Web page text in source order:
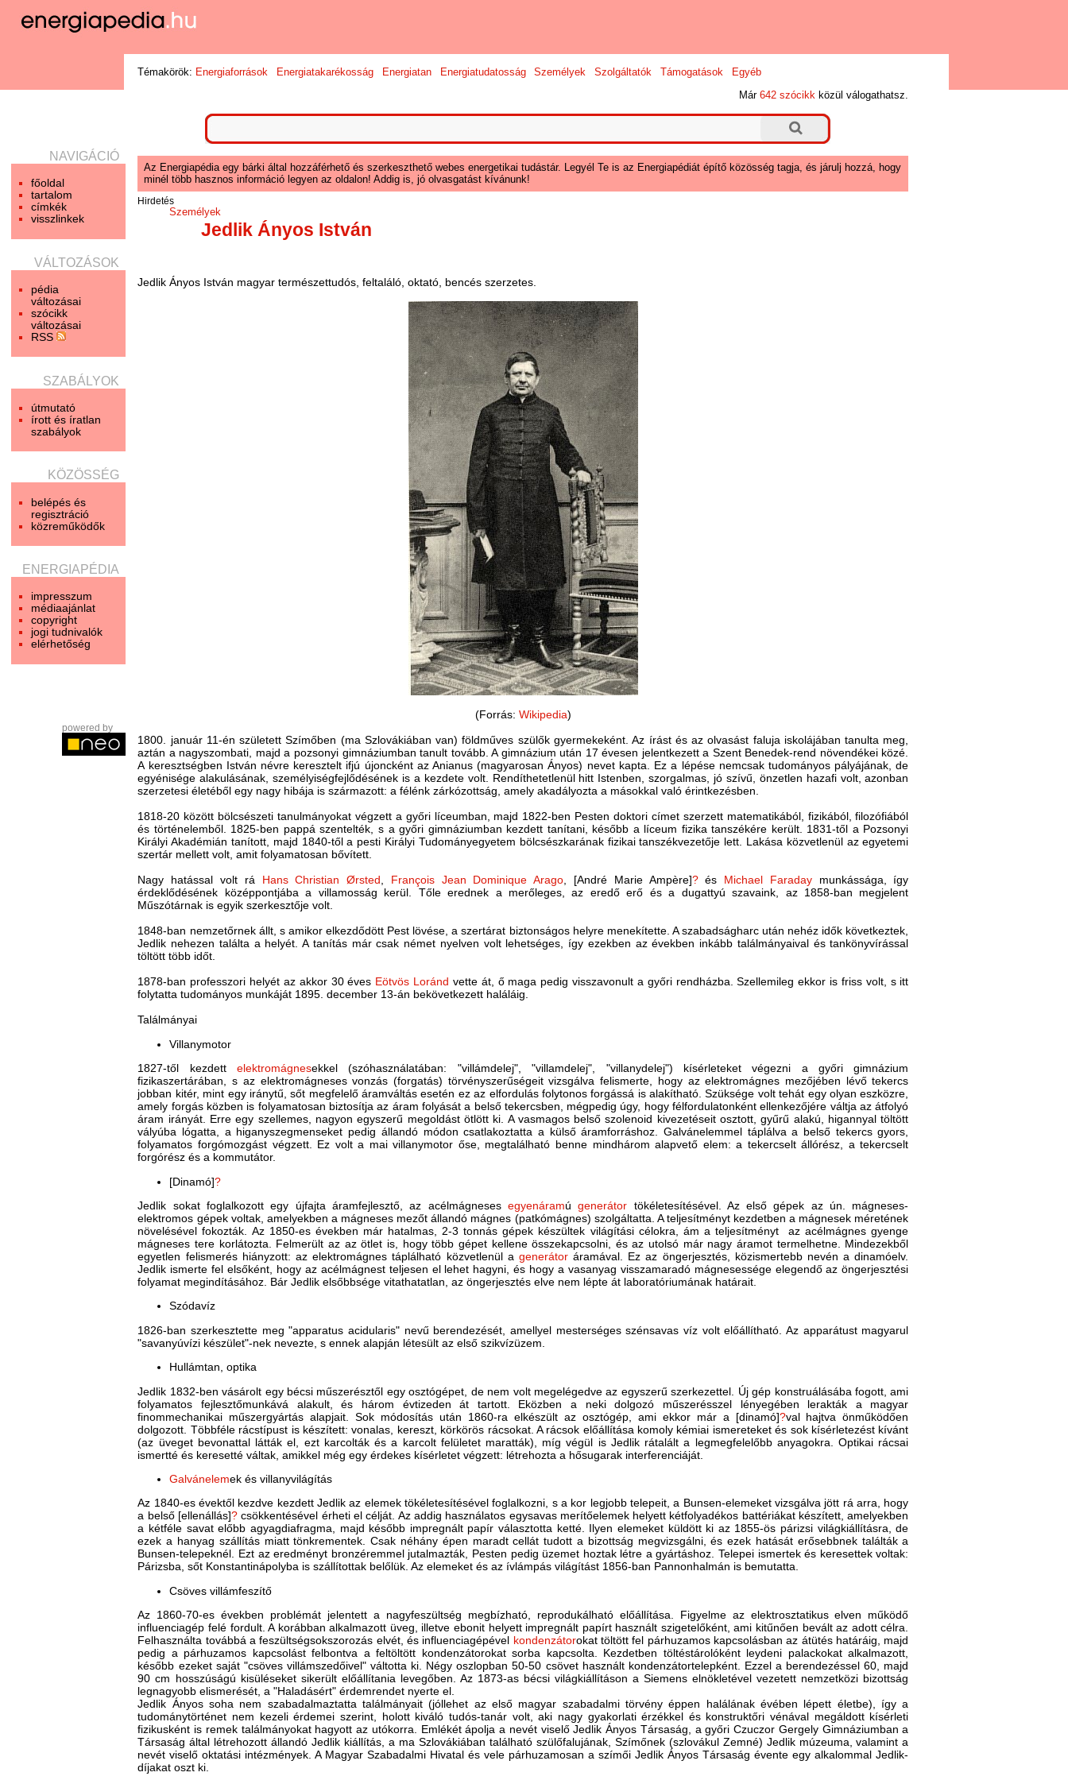
NAVIGÁCIÓ
főoldal
tartalom
címkék
visszlinkek
VÁLTOZÁSOK
pédia
változásai
szócikk
változásai
RSS
SZABÁLYOK
útmutató
írott és íratlan
szabályok
KÖZÖSSÉG
belépés és
regisztráció
közreműködők
ENERGIAPÉDIA
impresszum
médiaajánlat
copyright
jogi tudnivalók
elérhetőség
powered by
Témakörök: Energiaforrások Energiatakarékosság Energiatan Energiatudatosság Személyek Szolgáltatók Támogatások
Egyéb
Már642 szócikk közül válogathatsz.
Az Energiapédia egy bárki által hozzáférhető és szerkeszthető webes energetikai tudástár. Legyél Te is az Energiapédiát építő közösség tagja, és járulj hozzá, hogy
minél több hasznos információ legyen az oldalon! Addig is, jó olvasgatást kívánunk!
Hirdetés
Személyek
Jedlik Ányos István
Jedlik Ányos István magyar természettudós, feltaláló, oktató, bencés szerzetes.
(Forrás: Wikipedia)
1800. január 11-én született Szímőben (ma Szlovákiában van) földműves szülők gyermekeként. Az írást és az olvasást faluja iskolájában tanulta meg,
aztán a nagyszombati, majd a pozsonyi gimnáziumban tanult tovább. A gimnázium után 17 évesen jelentkezett a Szent Benedek-rend növendékei közé.
A keresztségben István névre keresztelt ifjú újoncként az Anianus (magyarosan Ányos) nevet kapta. Ez a lépése nemcsak tudományos pályájának, de
egyénisége alakulásának, személyiségfejlődésének is a kezdete volt. Rendíthetetlenül hitt Istenben, szorgalmas, jó szívű, önzetlen hazafi volt, azonban
szerzetesi életéből egy nagy hibája is származott: a félénk zárkózottság, amely akadályozta a másokkal való érintkezésben.
1818-20 között bölcsészeti tanulmányokat végzett a győri líceumban, majd 1822-ben Pesten doktori címet szerzett matematikából, fizikából, filozófiából
és történelemből. 1825-ben pappá szentelték, s a győri gimnáziumban kezdett tanítani, később a líceum fizika tanszékére került. 1831-től a Pozsonyi
Királyi Akadémián tanított, majd 1840-től a pesti Királyi Tudományegyetem bölcsészkarának fizikai tanszékvezetője lett. Lakása közvetlenül az egyetemi
szertár mellett volt, amit folyamatosan bővített.
Nagy hatással volt rá Hans Christian Ørsted, François Jean Dominique Arago, [André Marie Ampère]?és Michael Faradaymunkássága, így
érdeklődésének középpontjába a villamosság kerül. Tőle erednek a merőleges, az eredő erő és a dugattyú szavaink, az 1858-ban megjelent
Műszótárnak is egyik szerkesztője volt.
1848-ban nemzetőrnek állt, s amikor elkezdődött Pest lövése, a szertárat biztonságos helyre menekítette. A szabadságharc után nehéz idők következtek,
Jedlik nehezen találta a helyét. A tanítás már csak német nyelven volt lehetséges, így ezekben az években inkább találmányaival és tankönyvírással
töltött több időt.
1878-ban professzori helyét az akkor 30 éves Eötvös Loránd vette át, ő maga pedig visszavonult a győri rendházba. Szellemileg ekkor is friss volt, s itt
folytatta tudományos munkáját 1895. december 13-án bekövetkezett haláláig.
Találmányai
Villanymotor
1827-től kezdettelektromágnesekkel (szóhasználatában: "villámdelej", "villamdelej", "villanydelej") kísérleteket végezni a győri gimnázium
fizikaszertárában, s az elektromágneses vonzás (forgatás) törvényszerűségeit vizsgálva felismerte, hogy az elektromágnes mezőjében lévő tekercs
jobban kitér, mint egy iránytű, sőt megfelelő áramváltás esetén ez az elfordulás folytonos forgássá is alakítható. Szüksége volt tehát egy olyan eszközre,
amely forgás közben is folyamatosan biztosítja az áram folyását a belső tekercsben, mégpedig úgy, hogy félfordulatonként ellenkezőjére váltja az átfolyó
áram irányát. Erre egy szellemes, nagyon egyszerű megoldást ötlött ki. A vasmagos belső szolenoid kivezetéseit osztott, gyűrű alakú, higannyal töltött
vályúba lógatta, a higanyszegmenseket pedig állandó módon csatlakoztatta a külső áramforráshoz. Galvánelemmel táplálva a belső tekercs gyors,
folyamatos forgómozgást végzett. Ez volt a mai villanymotor őse, megtalálható benne mindhárom alapvető elem: a tekercselt állórész, a tekercselt
forgórész és a kommutátor.
[Dinamó]?
Jedlik sokat foglalkozott egy újfajta áramfejlesztő, az acélmágneses egyenáramúgenerátor tökéletesítésével. Az első gépek az ún. mágneses-
elektromos gépek voltak, amelyekben a mágneses mezőt állandó mágnes (patkómágnes) szolgáltatta. A teljesítményt kezdetben a mágnesek méretének
növelésével fokozták. Az 1850-es években már hatalmas, 2-3 tonnás gépek készültek világítási célokra, ám a teljesítményt az acélmágnes gyenge
mágneses tere korlátozta. Felmerült az az ötlet is, hogy több gépet kellene összekapcsolni, és az utolsó már nagy áramot termelhetne. Mindezekből
egyetlen felismerés hiányzott: az elektromágnes táplálható közvetlenül a generátoráramával. Ez az öngerjesztés, közismertebb nevén a dinamóelv.
Jedlik ismerte fel elsőként, hogy az acélmágnest teljesen el lehet hagyni, és hogy a vasanyag visszamaradó mágnesessége elegendő az öngerjesztési
folyamat megindításához. Bár Jedlik elsőbbsége vitathatatlan, az öngerjesztés elve nem lépte át laboratóriumának határait.
Szódavíz
1826-ban szerkesztette meg "apparatus acidularis" nevű berendezését, amellyel mesterséges szénsavas víz volt előállítható. Az apparátust magyarul
"savanyúvízi készület"-nek nevezte, s ennek alapján létesült az első szikvízüzem.
Hullámtan, optika
Jedlik 1832-ben vásárolt egy bécsi műszerésztől egy osztógépet, de nem volt megelégedve az egyszerű szerkezettel. Új gép konstruálásába fogott, ami
folyamatos fejlesztőmunkává alakult, és három évtizeden át tartott. Eközben a neki dolgozó műszerésszel lényegében lerakták a magyar
finommechanikai műszergyártás alapjait. Sok módosítás után 1860-ra elkészült az osztógép, ami ekkor már a [dinamó]?val hajtva önműködően
dolgozott. Többféle rácstípust is készített: vonalas, kereszt, körkörös rácsokat. A rácsok előállítása komoly kémiai ismereteket és sok kísérletezést kívánt
(az üveget bevonattal látták el, ezt karcolták és a karcolt felületet maratták), míg végül is Jedlik rátalált a legmegfelelőbb anyagokra. Optikai rácsai
ismertté és keresetté váltak, amikkel még egy érdekes kísérletet végzett: létrehozta a hősugarak interferenciáját.
Galvánelemek és villanyvilágítás
Az 1840-es évektől kezdve kezdett Jedlik az elemek tökéletesítésével foglalkozni, s a kor legjobb telepeit, a Bunsen-elemeket vizsgálva jött rá arra, hogy
a belső [ellenállás]? csökkentésével érheti el célját. Az addig használatos egysavas merítőelemek helyett kétfolyadékos battériákat készített, amelyekben
a kétféle savat előbb agyagdiafragma, majd később impregnált papír választotta ketté. Ilyen elemeket küldött ki az 1855-ös párizsi világkiállításra, de
ezek a hanyag szállítás miatt tönkrementek. Csak néhány épen maradt cellát tudott a bizottság megvizsgálni, és ezek hatását erősebbnek találták a
Bunsen-telepeknél. Ezt az eredményt bronzéremmel jutalmazták, Pesten pedig üzemet hoztak létre a gyártáshoz. Telepei ismertek és keresettek voltak:
Párizsba, sőt Konstantinápolyba is szállítottak belőlük. Az elemeket és az ívlámpás világítást 1856-ban Pannonhalmán is bemutatta.
Csöves villámfeszítő
Az 1860-70-es években problémát jelentett a nagyfeszültség megbízható, reprodukálható előállítása. Figyelme az elektrosztatikus elven működő
influenciagép felé fordult. A korábban alkalmazott üveg, illetve ebonit helyett impregnált papírt használt szigetelőként, ami kitűnően bevált az adott célra.
Felhasználta továbbá a feszültségsokszorozás elvét, és influenciagépével kondenzátorokat töltött fel párhuzamos kapcsolásban az átütés határáig, majd
pedig a párhuzamos kapcsolást felbontva a feltöltött kondenzátorokat sorba kapcsolta. Kezdetben töltéstárolóként leydeni palackokat alkalmazott,
később ezeket saját "csöves villámszedőivel" váltotta ki. Négy oszlopban 50-50 csövet használt kondenzátortelepként. Ezzel a berendezéssel 60, majd
90 cm hosszúságú kisüléseket sikerült előállítania levegőben. Az 1873-as bécsi világkiállításon a Siemens elnökletével vezetett nemzetközi bizottság
legnagyobb elismerését, a "Haladásért" érdemrendet nyerte el.
Jedlik Ányos soha nem szabadalmaztatta találmányait (jóllehet az első magyar szabadalmi törvény éppen halálának évében lépett életbe), így a
tudománytörténet nem kezeli érdemei szerint, holott kiváló tudós-tanár volt, aki nagy gyakorlati érzékkel és konstruktőri vénával megáldott kísérleti
fizikusként is remek találmányokat hagyott az utókorra. Emlékét ápolja a nevét viselő Jedlik Ányos Társaság, a győri Czuczor Gergely Gimnáziumban a
Társaság által létrehozott állandó Jedlik kiállítás, a ma Szlovákiában található szülőfalujának, Szímőnek (szlovákul Zemné) Jedlik múzeuma, valamint a
nevét viselő oktatási intézmények. A Magyar Szabadalmi Hivatal és vele párhuzamosan a szímői Jedlik Ányos Társaság évente egy alkalommal Jedlik-
díjakat oszt ki.